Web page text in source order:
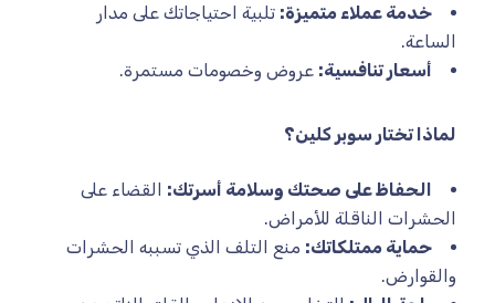
خدمة عملاء متميزة: تلبية احتياجاتك على مدار
الساعة.
أسعار تنافسية: عروض وخصومات مستمرة.
لماذا تختار سوبر كلين؟
الحفاظ على صحتك وسلامة أسرتك: القضاء على
الحشرات الناقلة للأمراض.
حماية ممتلكاتك: منع التلف الذي تسببه الحشرات
والقوارض.